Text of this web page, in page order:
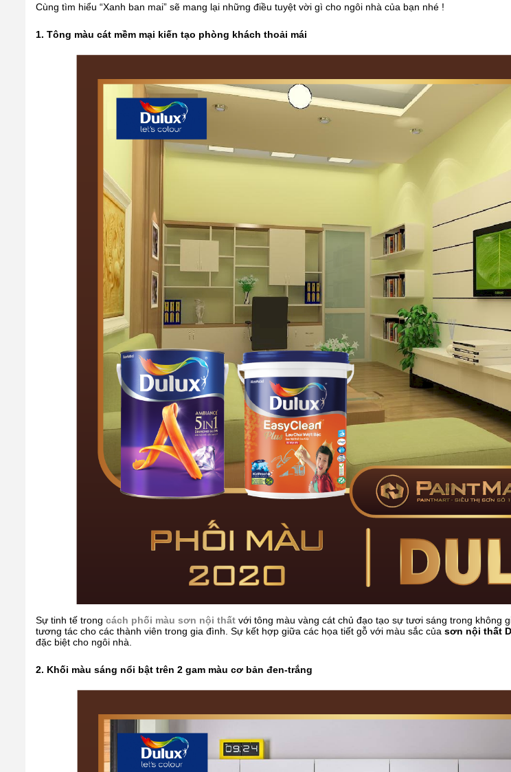
Cùng tìm hiểu “Xanh ban mai” sẽ mang lại những điều tuyệt vời gì cho ngôi nhà của bạn nhé !
1. Tông màu cát mềm mại kiến tạo phòng khách thoải mái
Sự tinh tế trong cách phối màu sơn nội thất với tông màu vàng cát chủ đạo tạo sự tươi sáng trong không
tương tác cho các thành viên trong gia đình. Sự kết hợp giữa các họa tiết gỗ với màu sắc của sơn nội thất
đặc biệt cho ngôi nhà.
2. Khối màu sáng nổi bật trên 2 gam màu cơ bản đen-trắng